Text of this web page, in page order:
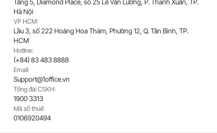
Tầng 5, Diamond Place, số 25 Lê Văn Lương, P. Thanh Xuân, TP.
Hà Nội
VP HCM:
Lầu 3, số 222 Hoàng Hoa Thám, Phường 12, Q. Tân Bình, TP.
HCM
Hotline:
(+84) 83 483 8888
Email:
Support@1office.vn
Tổng đài CSKH:
1900 3313
Mã số thuế:
0106920494